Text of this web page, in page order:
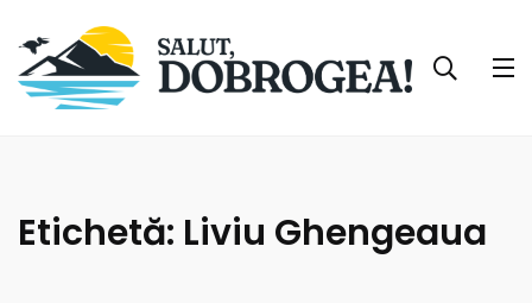
Etichetă: Liviu Ghengeaua